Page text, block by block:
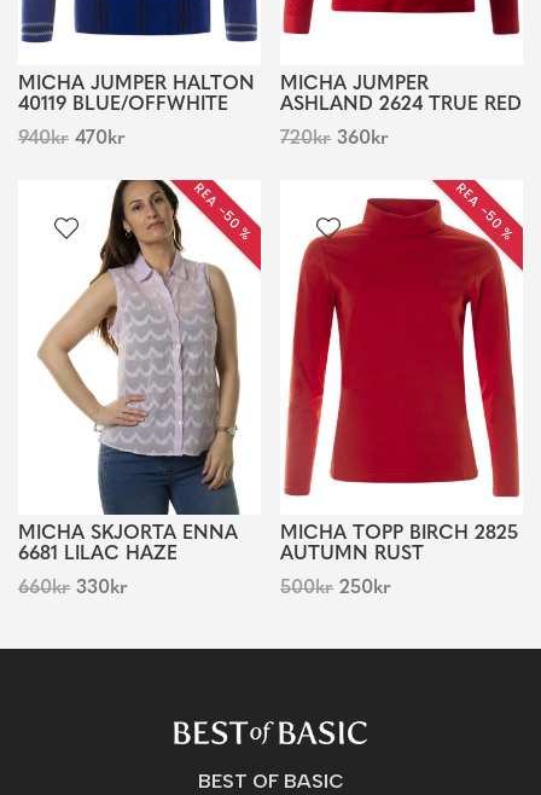
MICHA JUMPER HALTON
40119 BLUE/OFFWHITE
940kr 470kr
MICHA JUMPER
ASHLAND 2624 TRUE RED
720kr 360kr
REA −50 %
MICHA SKJORTA ENNA
6681 LILAC HAZE
660kr 330kr
REA −50 %
MICHA TOPP BIRCH 2825
AUTUMN RUST
500kr 250kr
BEST OF BASIC